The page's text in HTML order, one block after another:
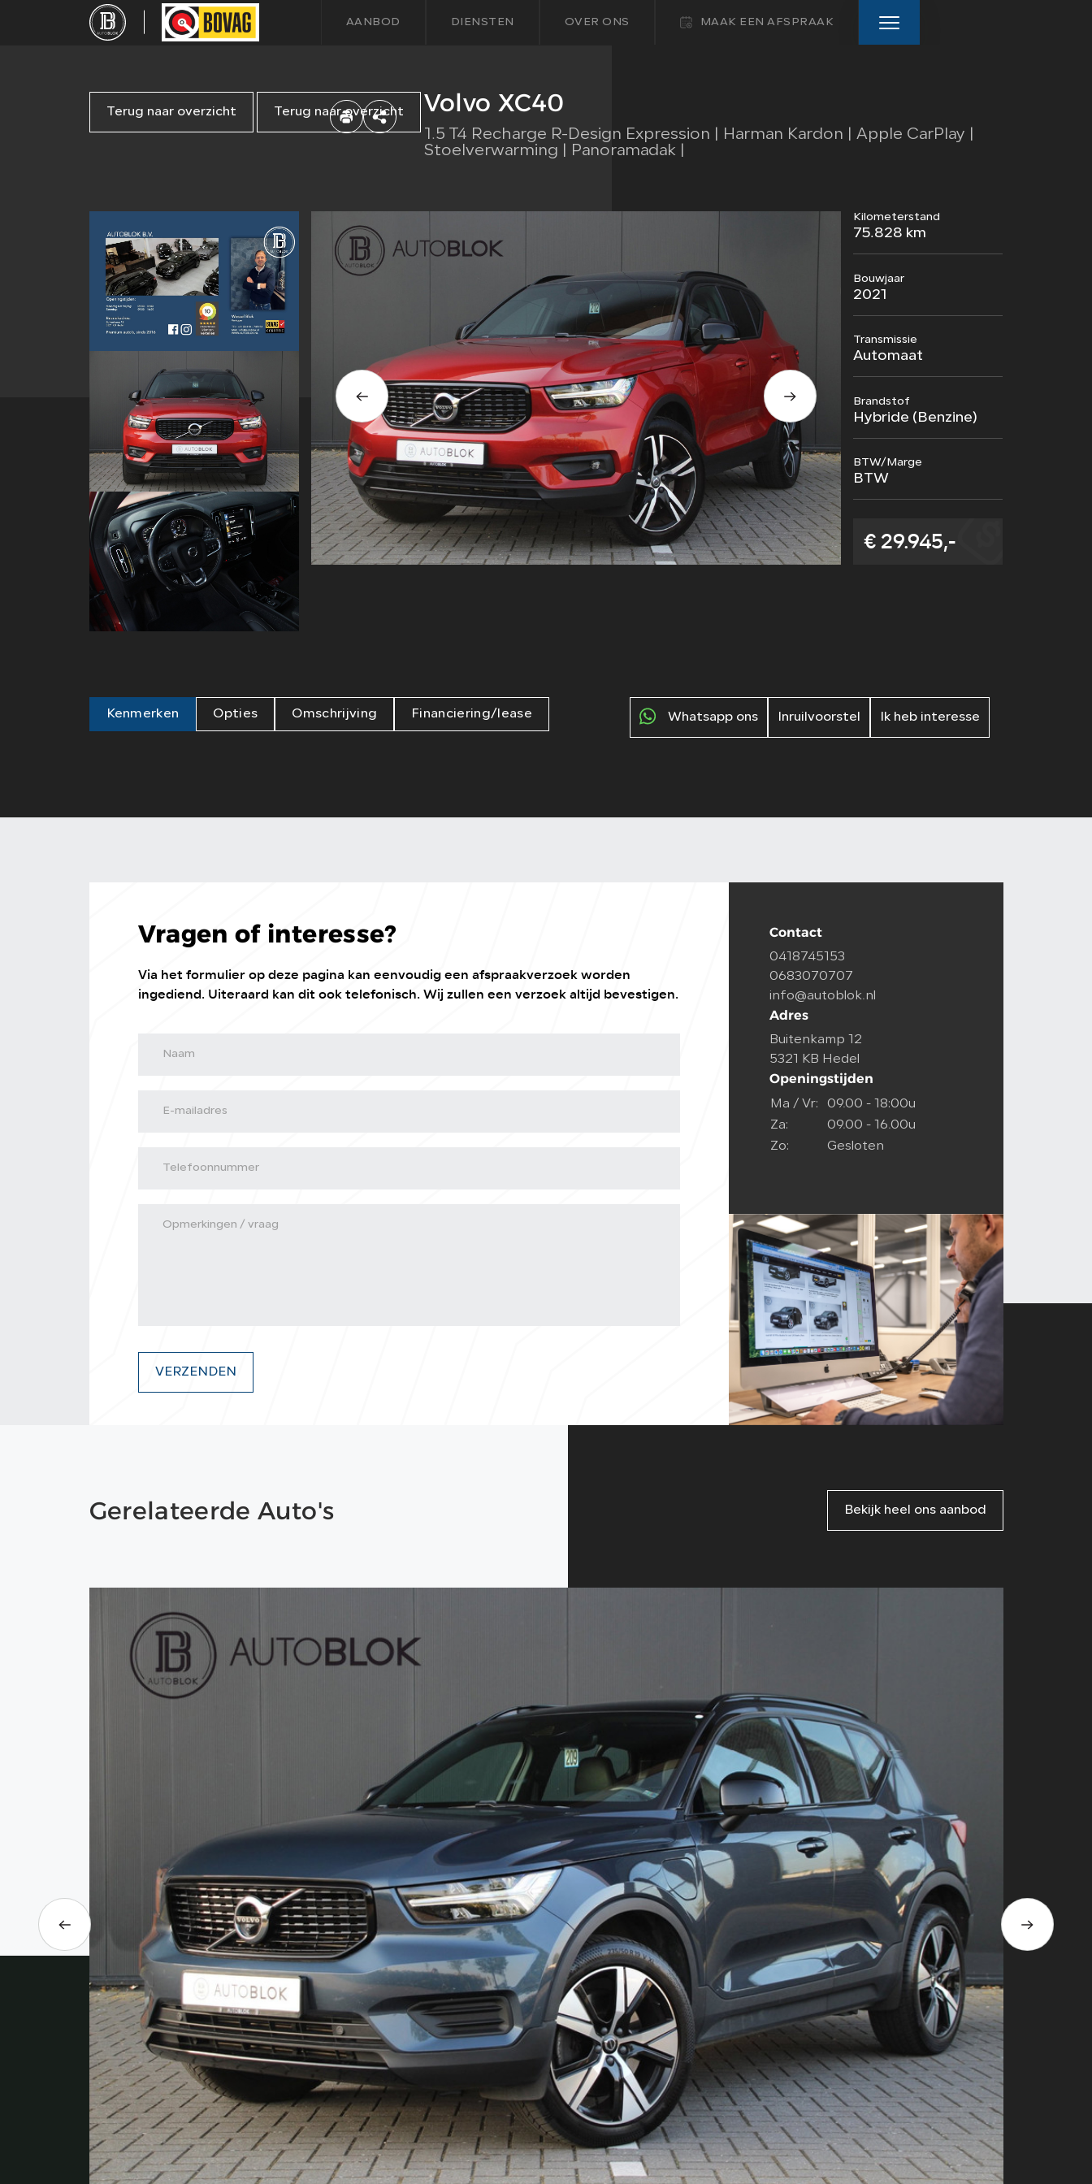
AANBOD DIENSTEN OVER ONS MAAK EEN AFSPRAAK
AANBOD
VERKOCHT
CONTACT
VOLVO RETROFIT
Terug naar overzicht Terug naar overzicht Volvo XC40
1.5 T4 Recharge R-Design Expression | Harman Kardon | Apple CarPlay |
Stoelverwarming | Panoramadak |
Kilometerstand
75.828 km
Bouwjaar
2021
Transmissie
Automaat
Brandstof
Hybride (Benzine)
BTW/Marge
BTW
€ 29.945,-
Whatsapp ons Inruilvoorstel Ik heb interesse
Kenmerken Opties Omschrijving Financiering/lease
Vragen of interesse?
Via het formulier op deze pagina kan eenvoudig een afspraakverzoek worden
ingediend. Uiteraard kan dit ook telefonisch. Wij zullen een verzoek altijd bevestigen.
VERZENDEN
Contact
0418745153
0683070707
info@autoblok.nl
Adres
Buitenkamp 12
5321 KB Hedel
Openingstijden
Ma / Vr:
09.00 - 18:00u
Za:
09.00 - 16.00u
Zo:
Gesloten
Gerelateerde Auto's Bekijk heel ons aanbod